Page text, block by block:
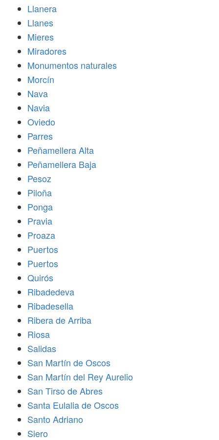
Llanera
Llanes
Mieres
Miradores
Monumentos naturales
Morcín
Nava
Navia
Oviedo
Parres
Peñamellera Alta
Peñamellera Baja
Pesoz
Piloña
Ponga
Pravia
Proaza
Puertos
Puertos
Quirós
Ribadedeva
Ribadesella
Ribera de Arriba
Riosa
Salidas
San Martín de Oscos
San Martín del Rey Aurelio
San Tirso de Abres
Santa Eulalia de Oscos
Santo Adriano
Siero